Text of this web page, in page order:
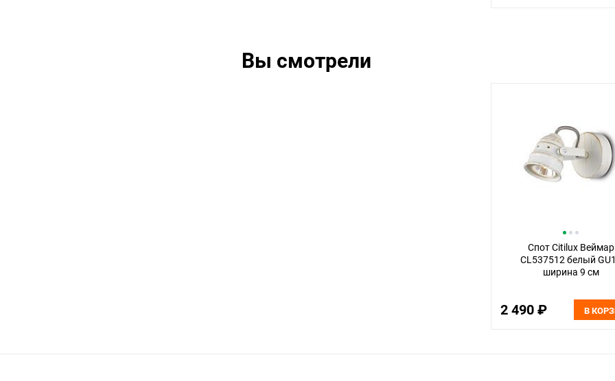
Вы смотрели
Спот Citilux Веймар
CL537512 белый
ширина 9 см
2 490 ₽ В